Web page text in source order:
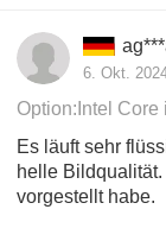
6. Okt.
Option:Intel Core
Es läuft sehr
helle
vorgestellt habe.